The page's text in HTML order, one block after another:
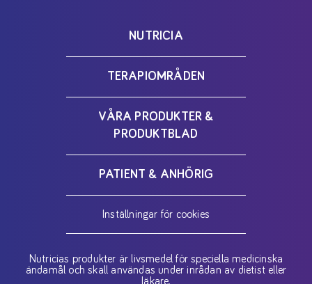
NUTRICIA
TERAPIOMRÅDEN
VÅRA PRODUKTER &
PRODUKTBLAD
PATIENT & ANHÖRIG
Inställningar för cookies
Nutricias produkter är livsmedel för speciella medicinska
ändamål och skall användas under inrådan av dietist eller
läkare.